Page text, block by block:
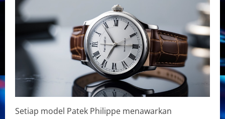
Setiap model Patek Philippe menawarkan